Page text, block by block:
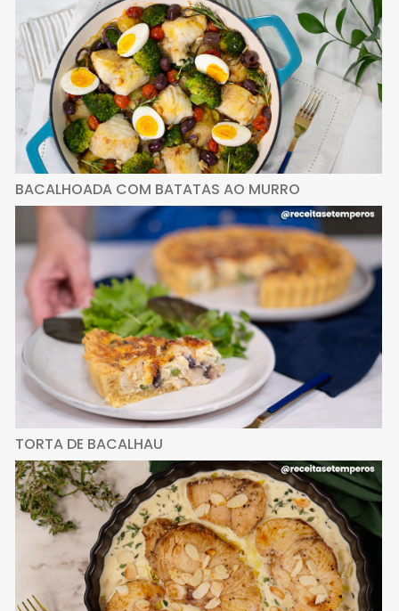
BACALHOADA COM BATATAS AO MURRO
TORTA DE BACALHAU